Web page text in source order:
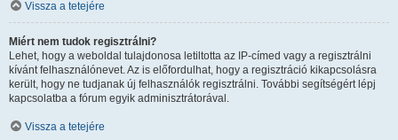
Vissza a tetejére
Miért nem tudok regisztrálni?
Lehet, hogy a weboldal tulajdonosa letiltotta az IP-címed vagy a regisztrálni
kívánt felhasználónevet. Az is előfordulhat, hogy a regisztráció kikapcsolásra
került, hogy ne tudjanak új felhasználók regisztrálni. További segítségért lépj
kapcsolatba a fórum egyik adminisztrátorával.
Vissza a tetejére